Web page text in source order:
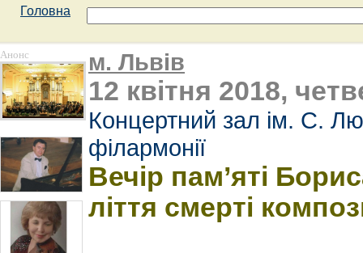
Головна
Анонс м. Львів
12 квітня 2018,
Концертний зал ім. С.
філармонії
Вечір пам’яті
ліття смерті